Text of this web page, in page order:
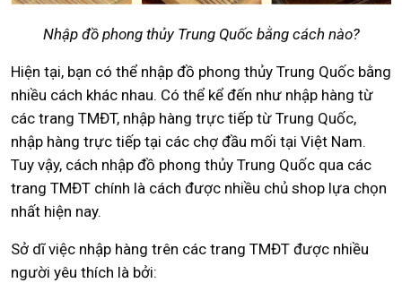
Nhập đồ phong thủy Trung Quốc bằng cách nào?
Hiện tại, bạn có thể nhập đồ phong thủy Trung Quốc bằng
nhiều cách khác nhau. Có thể kể đến như nhập hàng từ
các trang TMĐT, nhập hàng trực tiếp từ Trung Quốc,
nhập hàng trực tiếp tại các chợ đầu mối tại Việt Nam.
Tuy vậy, cách nhập đồ phong thủy Trung Quốc qua các
trang TMĐT chính là cách được nhiều chủ shop lựa chọn
nhất hiện nay.
Sở dĩ việc nhập hàng trên các trang TMĐT được nhiều
người yêu thích là bởi: